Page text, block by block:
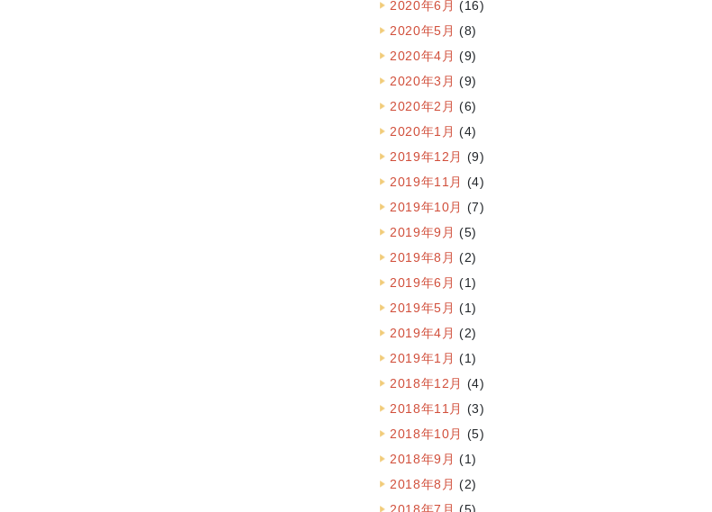
2020年6月 (16)
2020年5月 (8)
2020年4月 (9)
2020年3月 (9)
2020年2月 (6)
2020年1月 (4)
2019年12月 (9)
2019年11月 (4)
2019年10月 (7)
2019年9月 (5)
2019年8月 (2)
2019年6月 (1)
2019年5月 (1)
2019年4月 (2)
2019年1月 (1)
2018年12月 (4)
2018年11月 (3)
2018年10月 (5)
2018年9月 (1)
2018年8月 (2)